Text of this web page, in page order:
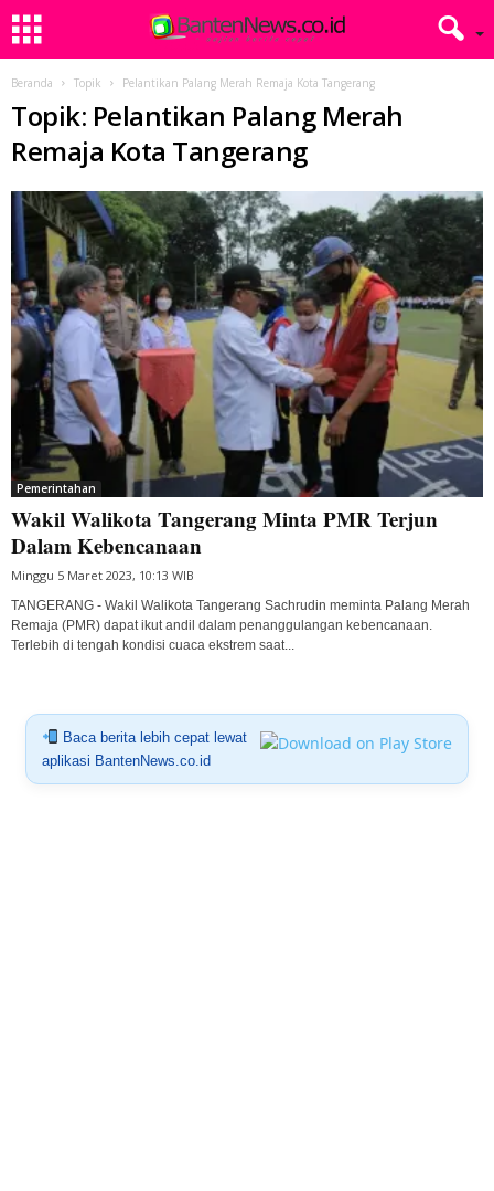
Beranda Topik Pelantikan Palang Merah Remaja Kota Tangerang
Topik: Pelantikan Palang Merah
Remaja Kota Tangerang
Pemerintahan
Wakil Walikota Tangerang Minta PMR Terjun
Dalam Kebencanaan
Minggu 5 Maret 2023, 10:13 WIB
TANGERANG - Wakil Walikota Tangerang Sachrudin meminta Palang Merah
Remaja (PMR) dapat ikut andil dalam penanggulangan kebencanaan.
Terlebih di tengah kondisi cuaca ekstrem saat...
Baca berita lebih cepat lewat
aplikasi BantenNews.co.id